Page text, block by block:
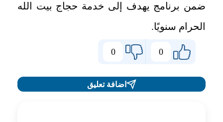
ضمن برنامج يهدف إلى خدمة حجاج بيت الله
الحرام سنويًا.
0
0
اضافة تعليق